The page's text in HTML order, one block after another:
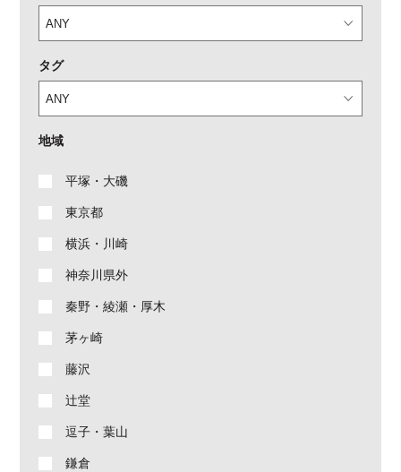
タグ
地域
平塚・大磯
東京都
横浜・川崎
神奈川県外
秦野・綾瀬・厚木
茅ヶ崎
藤沢
辻堂
逗子・葉山
鎌倉